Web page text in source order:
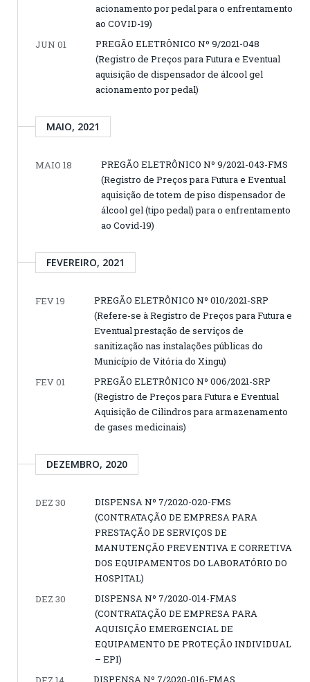
acionamento por pedal para o enfrentamento
ao COVID-19)
JUN 01
PREGÃO ELETRÔNICO Nº 9/2021-048
(Registro de Preços para Futura e Eventual
aquisição de dispensador de álcool gel
acionamento por pedal)
MAIO, 2021
MAIO 18
PREGÃO ELETRÔNICO Nº 9/2021-043-FMS
(Registro de Preços para Futura e Eventual
aquisição de totem de piso dispensador de
álcool gel (tipo pedal) para o enfrentamento
ao Covid-19)
FEVEREIRO, 2021
FEV 19
PREGÃO ELETRÔNICO Nº 010/2021-SRP
(Refere-se à Registro de Preços para Futura e
Eventual prestação de serviços de
sanitização nas instalações públicas do
Município de Vitória do Xingu)
FEV 01
PREGÃO ELETRÔNICO Nº 006/2021-SRP
(Registro de Preços para Futura e Eventual
Aquisição de Cilindros para armazenamento
de gases medicinais)
DEZEMBRO, 2020
DEZ 30
DISPENSA Nº 7/2020-020-FMS
(CONTRATAÇÃO DE EMPRESA PARA
PRESTAÇÃO DE SERVIÇOS DE
MANUTENÇÃO PREVENTIVA E CORRETIVA
DOS EQUIPAMENTOS DO LABORATÓRIO DO
HOSPITAL)
DEZ 30
DISPENSA Nº 7/2020-014-FMAS
(CONTRATAÇÃO DE EMPRESA PARA
AQUISIÇÃO EMERGENCIAL DE
EQUIPAMENTO DE PROTEÇÃO INDIVIDUAL
– EPI)
DISPENSA Nº 7/2020-016-FMAS